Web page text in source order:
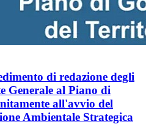
di redazione degli
Generale al Piano di
all'avvio del
Ambientale Strategica